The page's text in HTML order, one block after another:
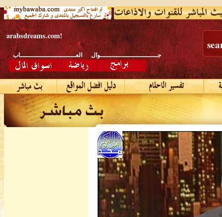
arabsdreams.com!
العــــــــــــــــــــــــــــاب
جـــــــــــــــــــــــــــــوال
افـــــــــــــــــــــــــــــلام